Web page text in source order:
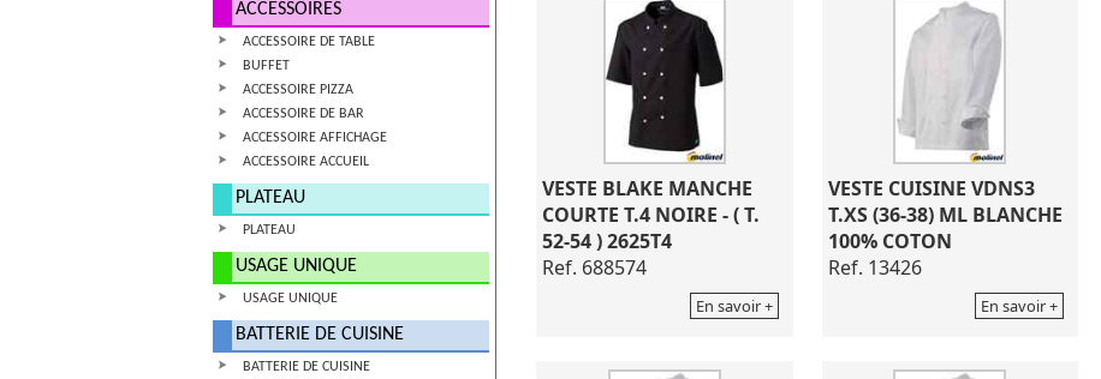
ACCESSOIRES
ACCESSOIRE DE TABLE
BUFFET
ACCESSOIRE PIZZA
ACCESSOIRE DE BAR
ACCESSOIRE AFFICHAGE
ACCESSOIRE ACCUEIL
PLATEAU
PLATEAU
USAGE UNIQUE
USAGE UNIQUE
BATTERIE DE CUISINE
BATTERIE DE CUISINE
VESTE BLAKE MANCHE
COURTE T.4 NOIRE - ( T.
52-54 ) 2625T4
Ref. 688574
En savoir +
VESTE CUISINE VDNS3
T.XS (36-38) ML BLANCHE
100% COTON
Ref. 13426
En savoir +